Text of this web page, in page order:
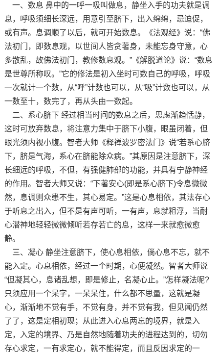
一、数息 鼻中的一呼一吸叫做息，静坐入手的功夫就是调
息，呼吸须细长深远，用意引至脐下，出入绵绵，忌迫促，
或有声。息调顺了以后，就可开始数息。《法观经》说：“佛
法初门，即数息观，以世间人皆贪著身，未能忘身守意，心
多散乱，故佛法初门，教修数息观。”《解脱道论》说：“数息
是世尊所称叹。”它的修法是初入坐时可数自己的呼吸，呼吸
一次就计一个数，从“呼”计数也可以，从“吸”计数也可以，从
一数至十，数完了，再从头由一数起。
二、系心脐下 经过相当时间的数息之后，思虑渐趋恬静，
这时可放弃数息，将注意力集中于脐下小腹，眼虽闭着，但
眼光须内视小腹。智者大师《释禅波罗密法门》说“若系心脐
下，脐是气海，系心在脐能除众病。”其原因是注意脐下，深
长细远的呼吸，不但，有强健肺部的功能，并具有宁静神经
的作用。智者大师又说：“下著安心(即是系心脐下)令息微微
然，息调则众患不生，其心易定。”这是心息相依，其法存心
于听息之出入，但不是有声可听，一有声，息就粗浮，当耐
心潜神地轻轻微微倾听若存若亡的息，这样一来就愈微愈
静。
三、凝心 静坐注意脐下，使心息相依，倘心息不忘，就不
能入定。心息相依，经过一个时期，心便凝然。智者大师说
“但凝其心，息诸乱想，即是修止，名凝心止。”怎样凝法呢?
只须应用一个呆字，一呆呆住，什么都不思量，这就是凝
心，渐渐地不觉有手，不觉有身，并不觉有我，但见闻仍然
了了，这是定相初现；从此进入心息两忘的境界，就是入
定，入定的境界、乃是自然地随着功夫的进程达到的，切勿
存心求定，一有求定心，就不能得定，而且反因求定的一